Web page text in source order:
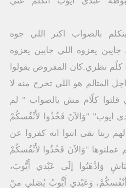
بالصواب اكتر اللي جوه
جايين يعزوه اللي جايين يعزوه
كلًم نظري.كان المفروض يقولوا
المتالم هو اللي تخرج منه لا
قلتوا كلًام مش بالصواب " لم
ايوب" "وَالآنَ فَخُذُوا لأَنْفُسكُمْ
ربنا بقى انتوا ايه كفروا عن
عملتوها "وَالآنَ فَخُذُوا لأَنْفُسكُمْ
وَاذْهَبُوا إلَى عَبْدي أَيُّوبَ،
وَعَبْدي أَيُّوبُ يُصَلي منْ